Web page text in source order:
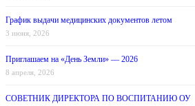
График выдачи медицинских документов летом
3 июня, 2026
Приглашаем на «День Земли» — 2026
8 апреля, 2026
СОВЕТНИК ДИРЕКТОРА ПО ВОСПИТАНИЮ ОУ